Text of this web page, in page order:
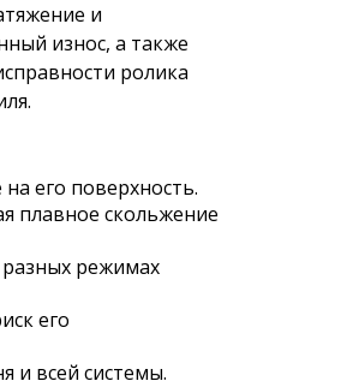
и
износ, а также
ролика
его поверхность.
плавное скольжение
режимах
его
и всей системы.